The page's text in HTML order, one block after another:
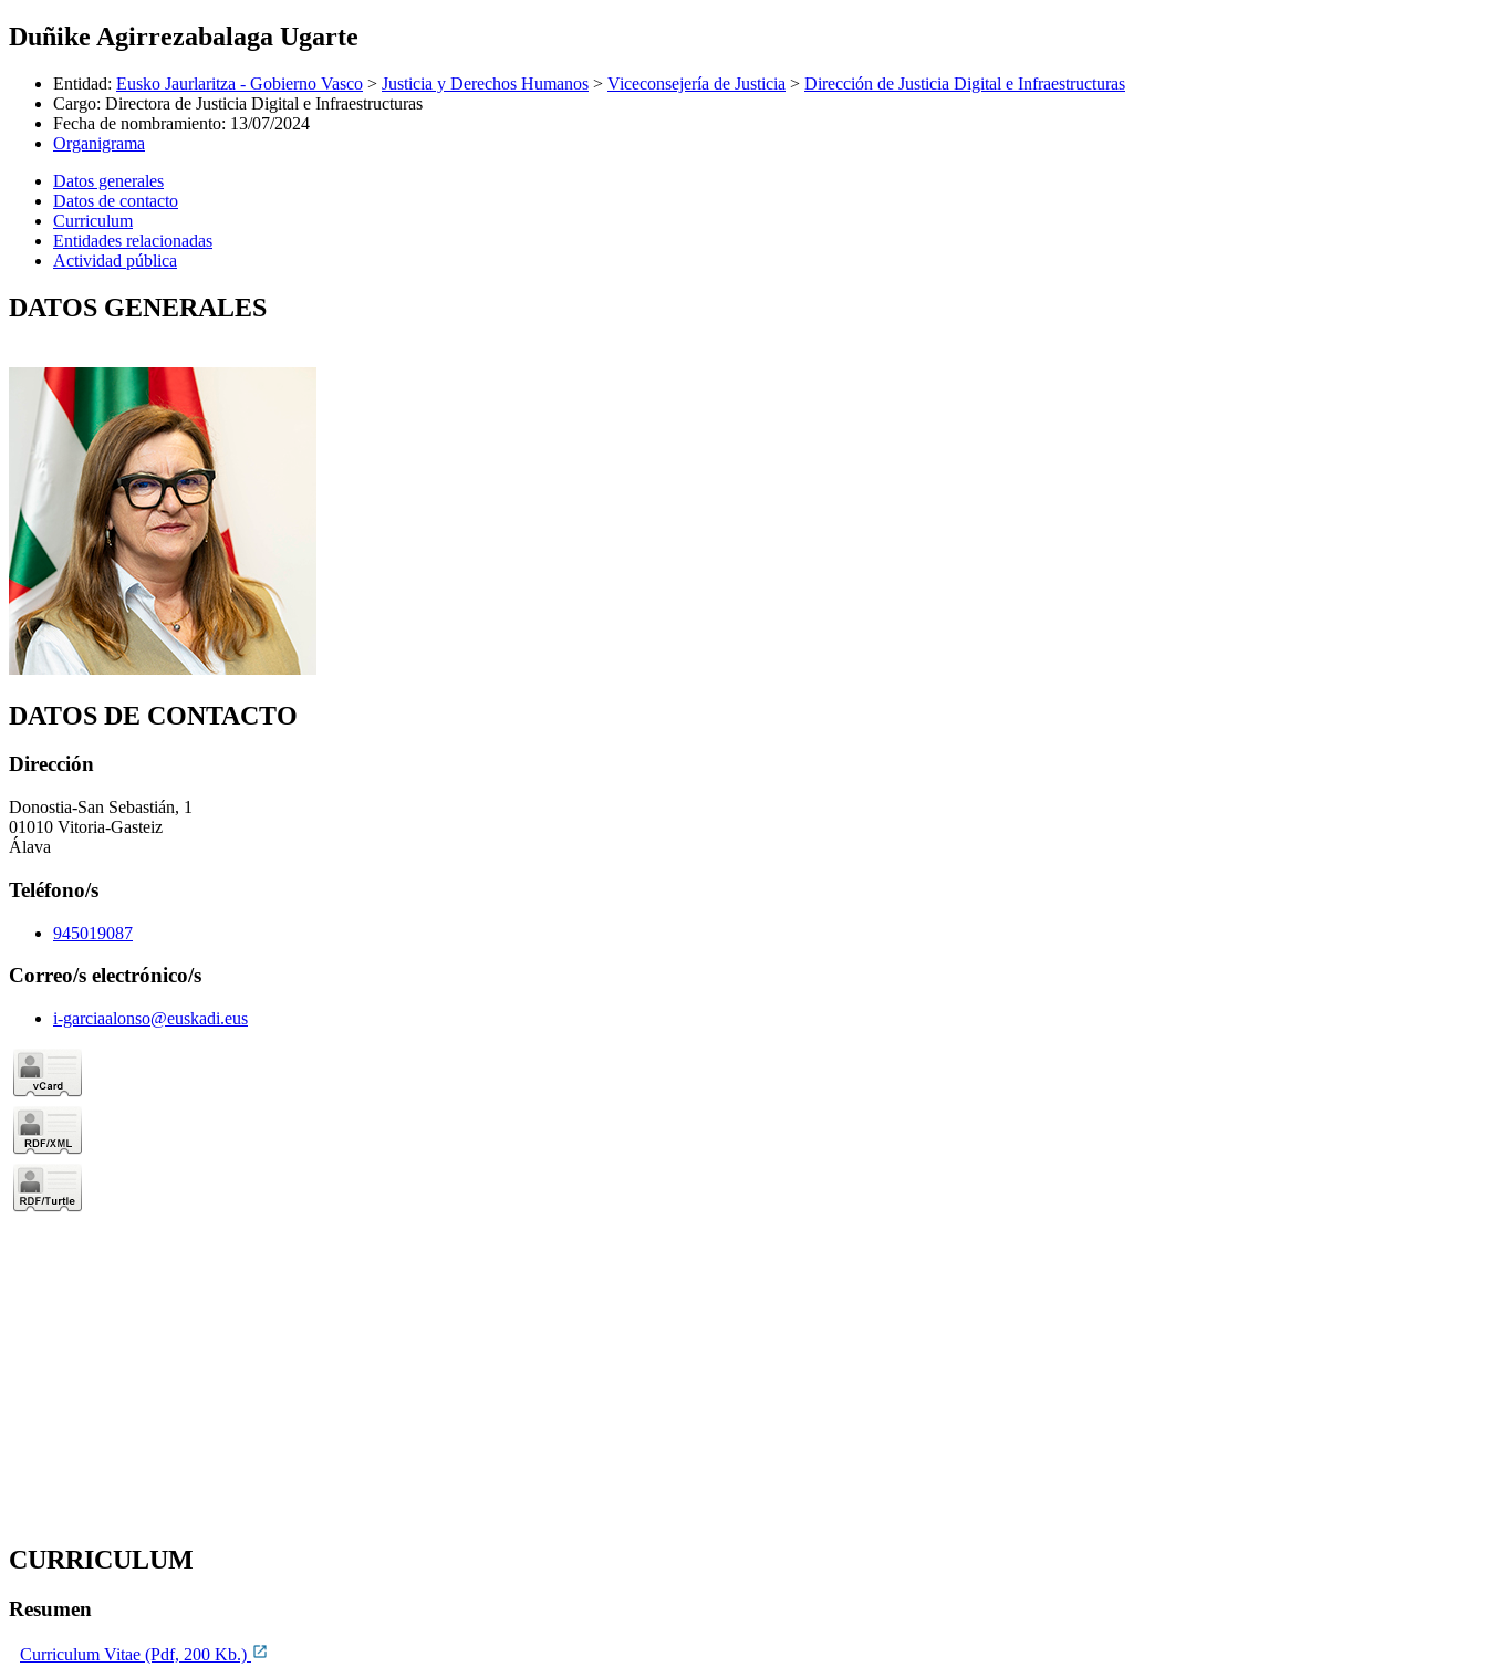
Duñike Agirrezabalaga Ugarte
Entidad: Eusko Jaurlaritza - Gobierno Vasco > Justicia y Derechos Humanos > Viceconsejería de Justicia > Dirección de Justicia Digital e Infraestructuras
Cargo: Directora de Justicia Digital e Infraestructuras
Fecha de nombramiento: 13/07/2024
Organigrama
Datos generales
Datos de contacto
Curriculum
Entidades relacionadas
Actividad pública
DATOS GENERALES
DATOS DE CONTACTO
Dirección
Donostia-San Sebastián, 1
01010 Vitoria-Gasteiz
Álava
Teléfono/s
945019087
Correo/s electrónico/s
i-garciaalonso@euskadi.eus
CURRICULUM
Resumen
Curriculum Vitae (Pdf, 200 Kb.)